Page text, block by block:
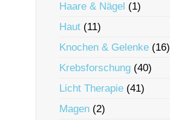
Haare & Nägel (1)
Haut (11)
Knochen & Gelenke (16)
Krebsforschung (40)
Licht Therapie (41)
Magen (2)